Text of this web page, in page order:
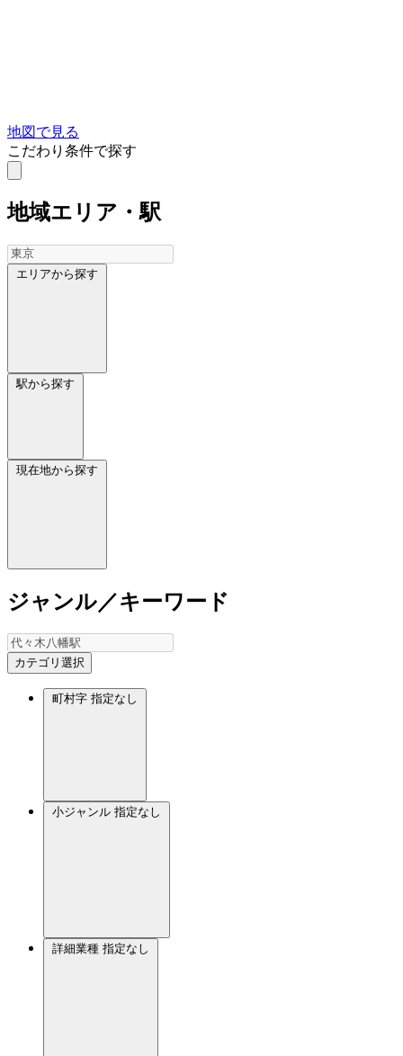
地図で見る
こだわり条件で探す
地域エリア・駅
エリアから探す
駅から探す
現在地から探す
ジャンル／キーワード
カテゴリ選択
町村字 指定なし
小ジャンル 指定なし
詳細業種 指定なし